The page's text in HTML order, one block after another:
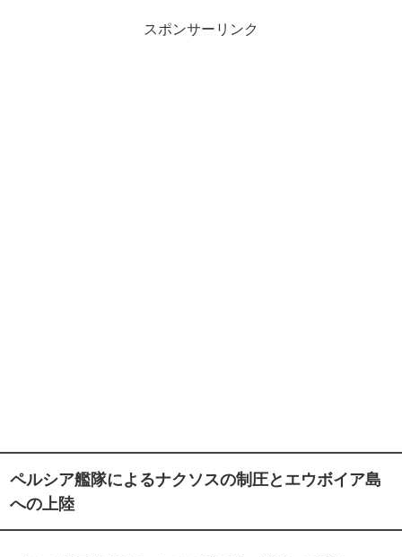
スポンサーリンク
ペルシア艦隊によるナクソスの制圧とエウボイア島
への上陸